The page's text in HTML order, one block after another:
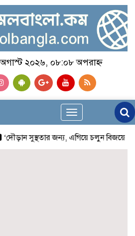
২০২৬, ০৮:০৮ অপরাহ্ন
Toggle
navigation
সুস্থতার জন্য, এগিয়ে চলুন বিজয়ের